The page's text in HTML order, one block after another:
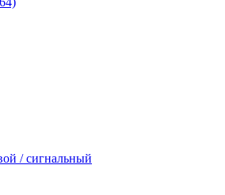
/ сигнальный